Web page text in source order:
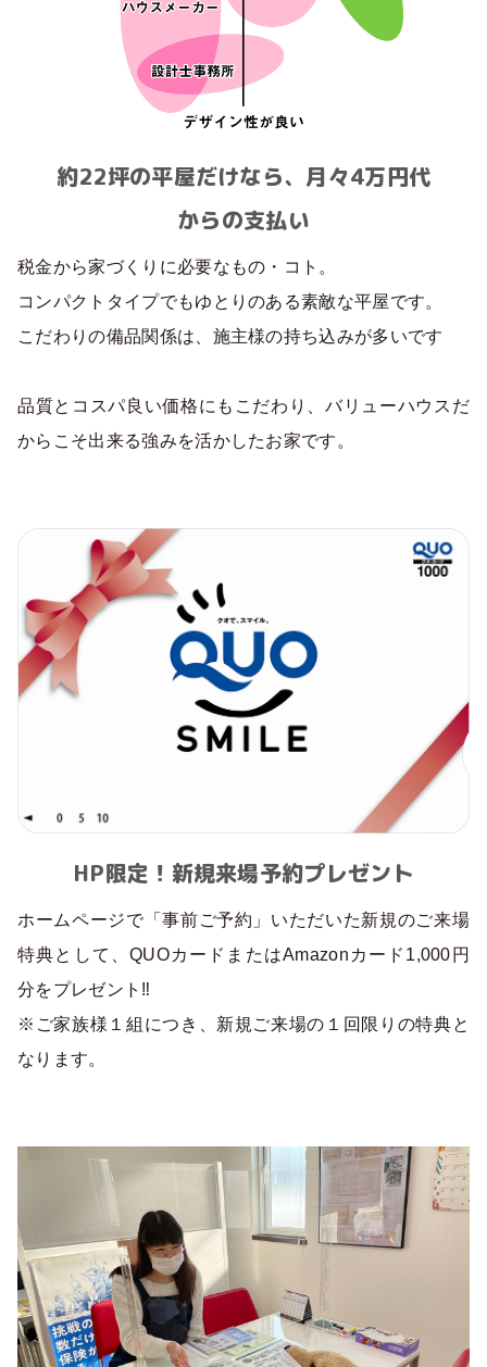
約22坪の平屋だけなら、月々4万円代
からの支払い
税金から家づくりに必要なもの・コト。
コンパクトタイプでもゆとりのある素敵な平屋です。
こだわりの備品関係は、施主様の持ち込みが多いです
品質とコスパ良い価格にもこだわり、バリューハウスだ
からこそ出来る強みを活かしたお家です。
HP限定！新規来場予約プレゼント
ホームページで「事前ご予約」いただいた新規のご来場
特典として、QUOカードまたはAmazonカード1,000円
分をプレゼント‼
※ご家族様１組につき、新規ご来場の１回限りの特典と
なります。